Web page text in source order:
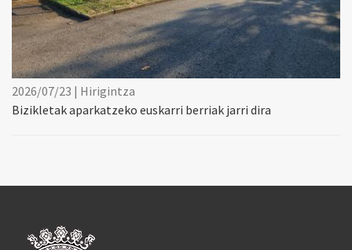
2026/07/23 | Hirigintza
Bizikletak aparkatzeko euskarri berriak jarri dira